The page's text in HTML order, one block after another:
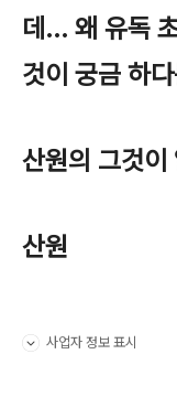
데... 왜 유독
것이 궁금 하
산원의 그것이
산원
사업자 정보 표시